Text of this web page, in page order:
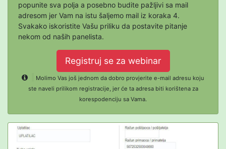
popunite sva polja a posebno budite pažljivi sa mail
adresom jer Vam na istu šaljemo mail iz koraka 4.
Svakako iskoristite Vašu priliku da postavite pitanje
nekom od naših panelista.
Registruj se za webinar
Molimo Vas još jednom da dobro provjerite e-mail adresu koju
ste naveli prilikom registracije, jer će ta adresa biti korištena za
korespodenciju sa Vama.